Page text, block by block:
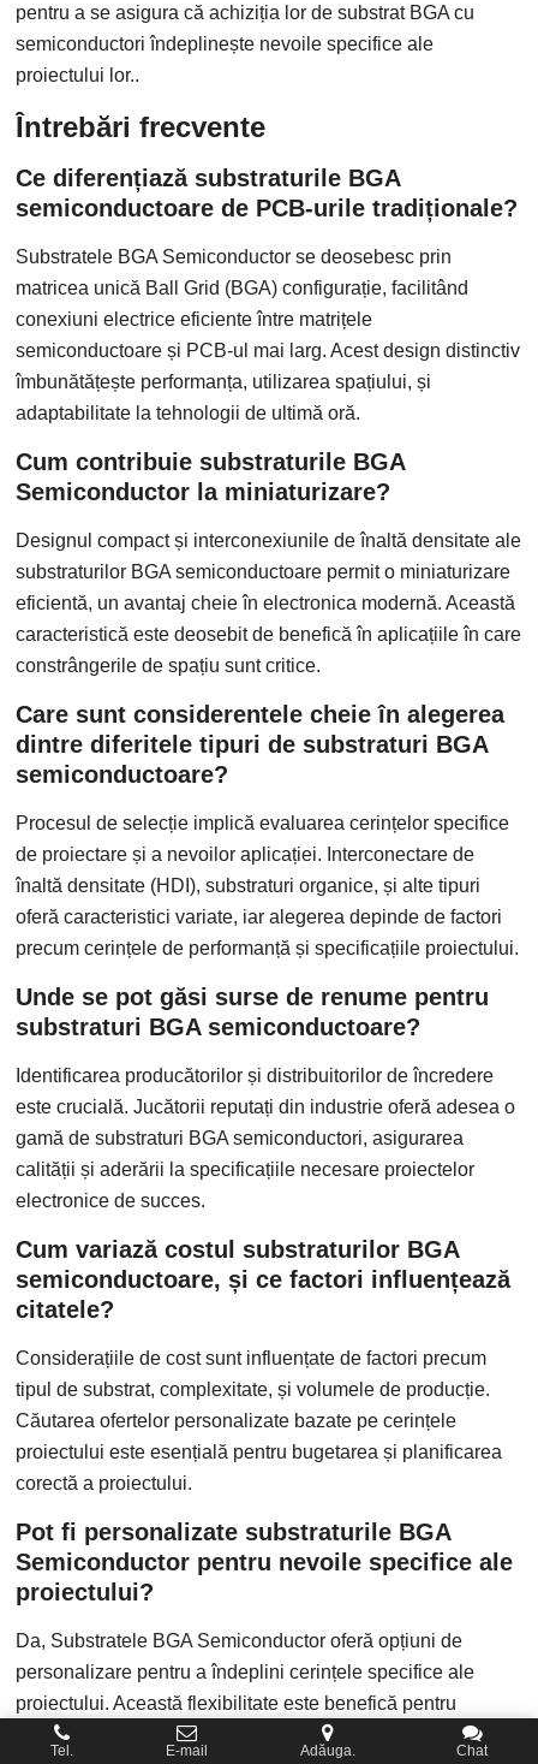
pentru a se asigura că achiziția lor de substrat BGA cu
semiconductori îndeplinește nevoile specifice ale
proiectului lor..
Întrebări frecvente
Ce diferențiază substraturile BGA
semiconductoare de PCB-urile tradiționale?
Substratele BGA Semiconductor se deosebesc prin
matricea unică Ball Grid (BGA) configurație, facilitând
conexiuni electrice eficiente între matrițele
semiconductoare și PCB-ul mai larg. Acest design distinctiv
îmbunătățește performanța, utilizarea spațiului, și
adaptabilitate la tehnologii de ultimă oră.
Cum contribuie substraturile BGA
Semiconductor la miniaturizare?
Designul compact și interconexiunile de înaltă densitate ale
substraturilor BGA semiconductoare permit o miniaturizare
eficientă, un avantaj cheie în electronica modernă. Această
caracteristică este deosebit de benefică în aplicațiile în care
constrângerile de spațiu sunt critice.
Care sunt considerentele cheie în alegerea
dintre diferitele tipuri de substraturi BGA
semiconductoare?
Procesul de selecție implică evaluarea cerințelor specifice
de proiectare și a nevoilor aplicației. Interconectare de
înaltă densitate (HDI), substraturi organice, și alte tipuri
oferă caracteristici variate, iar alegerea depinde de factori
precum cerințele de performanță și specificațiile proiectului.
Unde se pot găsi surse de renume pentru
substraturi BGA semiconductoare?
Identificarea producătorilor și distribuitorilor de încredere
este crucială. Jucătorii reputați din industrie oferă adesea o
gamă de substraturi BGA semiconductori, asigurarea
calității și aderării la specificațiile necesare proiectelor
electronice de succes.
Cum variază costul substraturilor BGA
semiconductoare, și ce factori influențează
citatele?
Considerațiile de cost sunt influențate de factori precum
tipul de substrat, complexitate, și volumele de producție.
Căutarea ofertelor personalizate bazate pe cerințele
proiectului este esențială pentru bugetarea și planificarea
corectă a proiectului.
Pot fi personalizate substraturile BGA
Semiconductor pentru nevoile specifice ale
proiectului?
Da, Substratele BGA Semiconductor oferă opțiuni de
personalizare pentru a îndeplini cerințele specifice ale
proiectului. Această flexibilitate este benefică pentru
proiecte cu design unic sau cerințe de performanță.
Tel. E-mail Adăuga. Chat